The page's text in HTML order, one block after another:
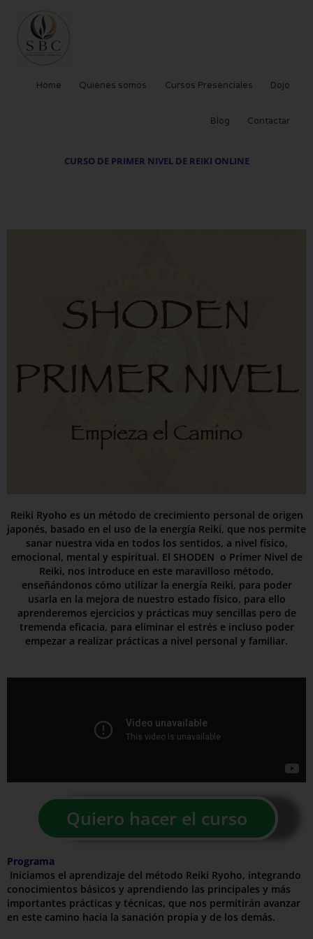
contenido
Home Quienes somos Cursos Presenciales Dojo
Blog Contactar
CURSO DE PRIMER NIVEL DE REIKI ONLINE
Reiki Ryoho es un método de crecimiento personal de origen
japonés, basado en el uso de la energía Reiki, que nos permite
sanar nuestra vida en todos los sentidos, a nivel físico,
emocional, mental y espiritual. El SHODEN o Primer Nivel de
Reiki, nos introduce en este maravilloso método,
enseñándonos cómo utilizar la energía Reiki, para poder
usarla en la mejora de nuestro estado físico, para ello
aprenderemos ejercicios y prácticas muy sencillas pero de
tremenda eficacia, para eliminar el estrés e incluso poder
empezar a realizar prácticas a nivel personal y familiar.
Quiero hacer el curso
Programa
Iniciamos el aprendizaje del método Reiki Ryoho, integrando
conocimientos básicos y aprendiendo las principales y más
importantes prácticas y técnicas, que nos permitirán avanzar
en este camino hacia la sanación propia y de los demás.